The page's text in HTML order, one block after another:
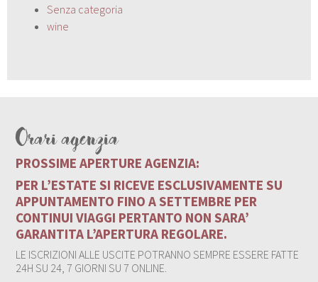
Senza categoria
wine
Orari agenzia
PROSSIME APERTURE AGENZIA:
PER L’ESTATE SI RICEVE ESCLUSIVAMENTE SU
APPUNTAMENTO FINO A SETTEMBRE PER
CONTINUI VIAGGI PERTANTO NON SARA’
GARANTITA L’APERTURA REGOLARE.
LE ISCRIZIONI ALLE USCITE POTRANNO SEMPRE ESSERE FATTE
24H SU 24, 7 GIORNI SU 7 ONLINE.